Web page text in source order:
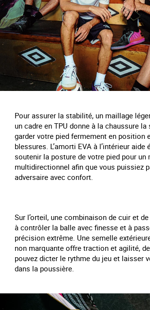
Pour assurer la stabilité, un maillage
un cadre en TPU donne à la chaussure
garder votre pied fermement en position
blessures. L’amorti EVA à l’intérieur aide
soutenir la posture de votre pied pour un
multidirectionnel afin que vous puissiez
adversaire avec confort.
Sur l’orteil, une combinaison de cuir et
à contrôler la balle avec finesse et à
précision extrême. Une semelle
non marquante offre traction et agilité,
pouvez dicter le rythme du jeu et laisser
dans la poussière.